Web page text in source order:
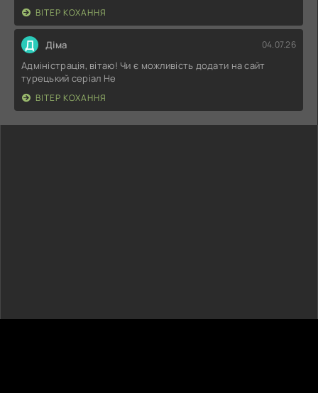
ВІТЕР КОХАННЯ
Д Діма 04.07.26
Адміністрація, вітаю! Чи є можливість додати на сайт
турецький серіал Не
ВІТЕР КОХАННЯ